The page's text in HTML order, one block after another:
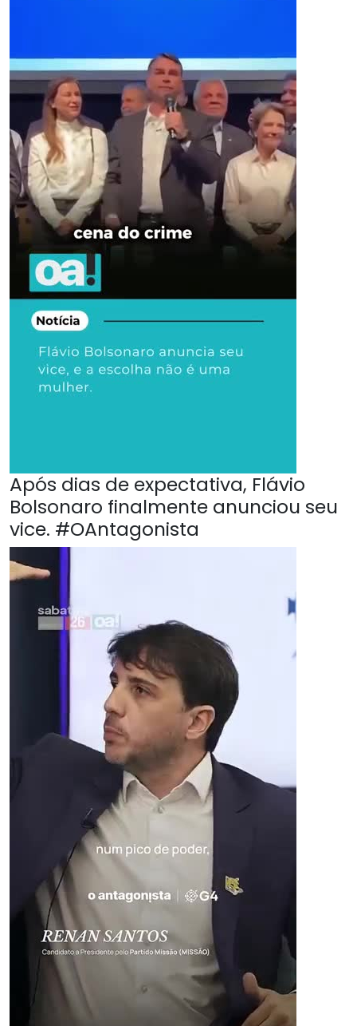
Após dias de expectativa, Flávio
Bolsonaro finalmente anunciou seu
vice. #OAntagonista